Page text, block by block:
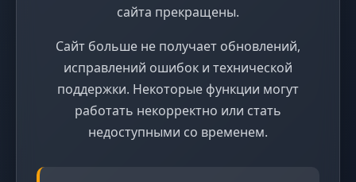
сайта прекращены.
Сайт больше не получает обновлений,
исправлений ошибок и технической
поддержки. Некоторые функции могут
работать некорректно или стать
недоступными со временем.